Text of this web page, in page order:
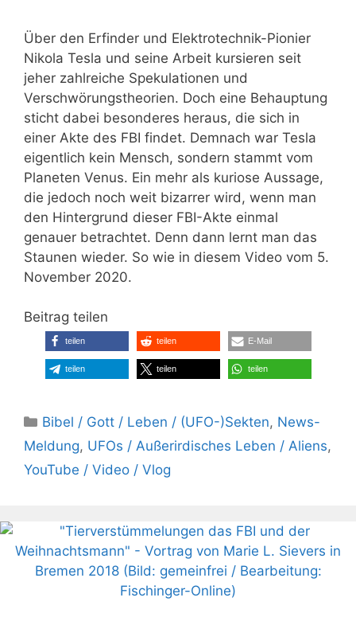
Über den Erfinder und Elektrotechnik-Pionier
Nikola Tesla und seine Arbeit kursieren seit
jeher zahlreiche Spekulationen und
Verschwörungstheorien. Doch eine Behauptung
sticht dabei besonderes heraus, die sich in
einer Akte des FBI findet. Demnach war Tesla
eigentlich kein Mensch, sondern stammt vom
Planeten Venus. Ein mehr als kuriose Aussage,
die jedoch noch weit bizarrer wird, wenn man
den Hintergrund dieser FBI-Akte einmal
genauer betrachtet. Denn dann lernt man das
Staunen wieder. So wie in diesem Video vom 5.
November 2020.
Beitrag teilen
teilen teilen E-Mail
teilen teilen teilen
Kategorien
Bibel / Gott / Leben / (UFO-)Sekten, News-
Meldung, UFOs / Außerirdisches Leben / Aliens,
YouTube / Video / Vlog